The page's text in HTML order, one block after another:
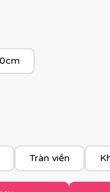
Tràn viền